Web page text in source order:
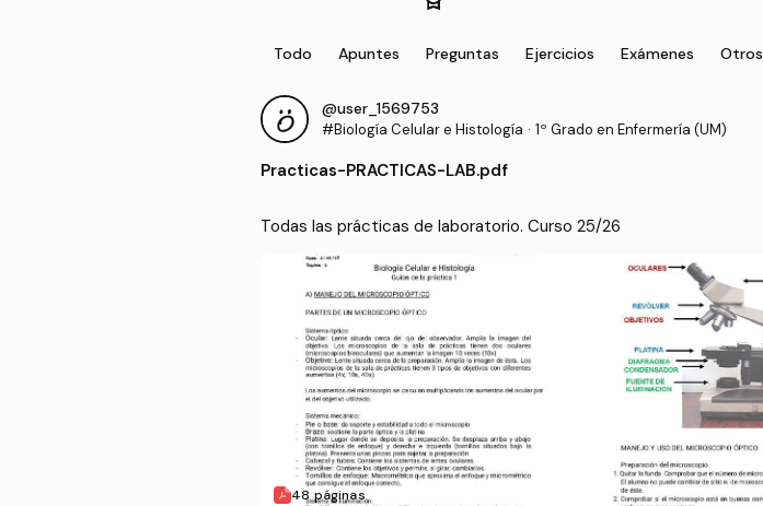
Todo Apuntes Preguntas Ejercicios Exámenes Otros
@user_1569753
#Biología Celular e Histología · 1º Grado en Enfermería (UM)
Practicas-PRACTICAS-LAB.pdf
Todas las prácticas de laboratorio. Curso 25/26
48 páginas